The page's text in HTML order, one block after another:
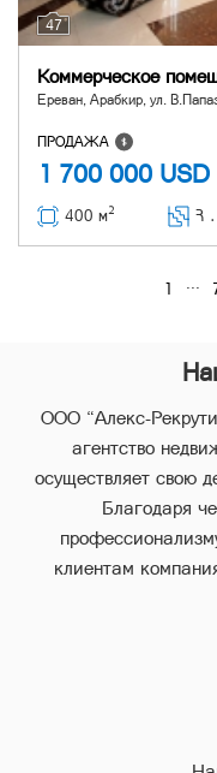
47
Коммерческое
Ереван, Арабкир, ул.
ПРОДАЖА
1 700 000 USD
400 м2 Հ ․
1 ...
ООО “Алекс-
агентство
осуществляет свою
Благодаря
клиентам
В компании
услуг, что позволяет
времени